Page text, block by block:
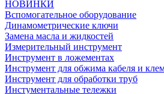
НОВИНКИ
Вспомогательное оборудование
Динамометрические ключи
Замена масла и жидкостей
Измерительный инструмент
Инструмент в ложементах
Инструмент для обжима кабеля и
Инструмент для обработки труб
Инстументальные тележки